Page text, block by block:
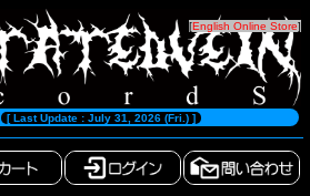
[English Online Store]
[ Last Update : July 31, 2026 (Fri.) ]